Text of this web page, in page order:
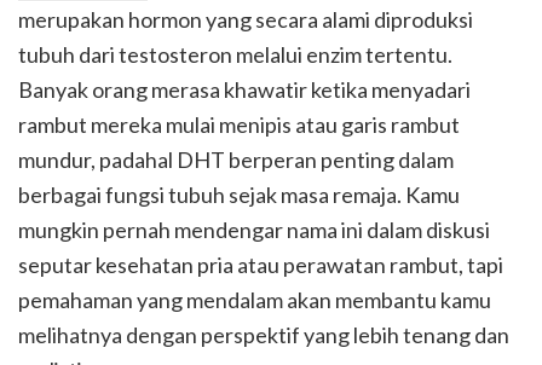
merupakan hormon yang secara alami diproduksi
tubuh dari testosteron melalui enzim tertentu.
Banyak orang merasa khawatir ketika menyadari
rambut mereka mulai menipis atau garis rambut
mundur, padahal DHT berperan penting dalam
berbagai fungsi tubuh sejak masa remaja. Kamu
mungkin pernah mendengar nama ini dalam diskusi
seputar kesehatan pria atau perawatan rambut, tapi
pemahaman yang mendalam akan membantu kamu
melihatnya dengan perspektif yang lebih tenang dan